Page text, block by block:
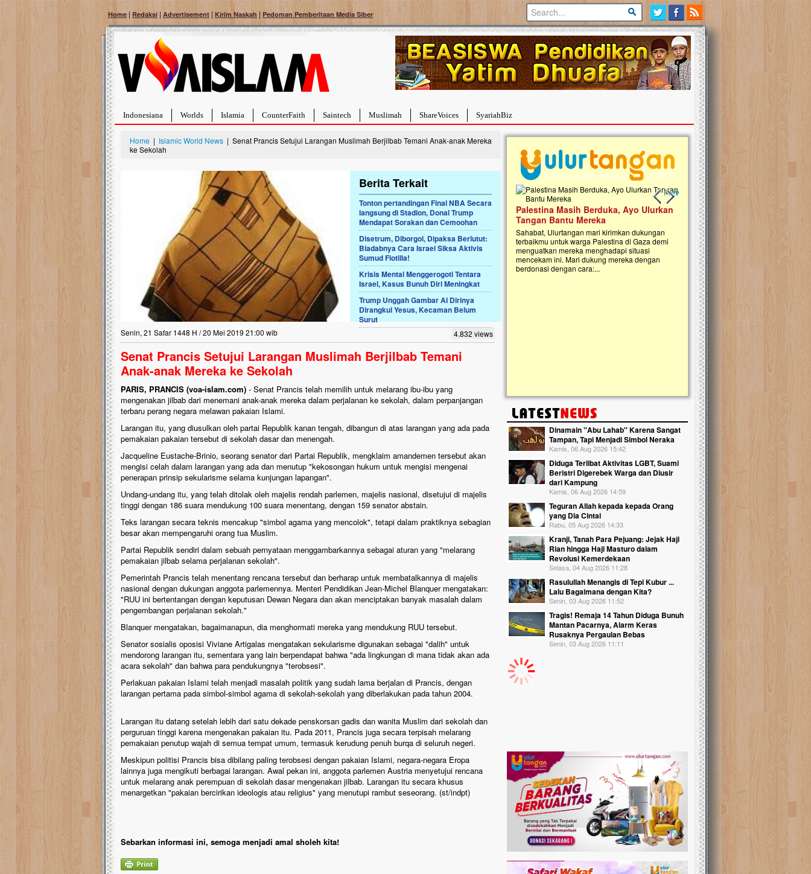
Home | Redaksi | Advertisement | Kirim Naskah | Pedoman Pemberitaan Media Siber
Indonesiana Worlds Islamia CounterFaith Saintech Muslimah ShareVoices SyariahBiz
Home | Islamic World News | Senat Prancis Setujui Larangan Muslimah Berjilbab Temani Anak-anak Mereka
ke Sekolah
Berita Terkait
Tonton pertandingan Final NBA Secara
langsung di Stadion, Donal Trump
Mendapat Sorakan dan Cemoohan
Disetrum, Diborgol, Dipaksa Berlutut:
Biadabnya Cara Israel Siksa Aktivis
Sumud Flotilla!
Krisis Mental Menggerogoti Tentara
Israel, Kasus Bunuh Diri Meningkat
Trump Unggah Gambar AI Dirinya
Dirangkul Yesus, Kecaman Belum
Surut
Senin, 21 Safar 1448 H / 20 Mei 2019 21:00 wib 4.832 views
Senat Prancis Setujui Larangan Muslimah Berjilbab Temani
Anak-anak Mereka ke Sekolah
PARIS, PRANCIS (voa-islam.com) - Senat Prancis telah memilih untuk melarang ibu-ibu yang
mengenakan jilbab dari menemani anak-anak mereka dalam perjalanan ke sekolah, dalam perpanjangan
terbaru perang negara melawan pakaian Islami.
Larangan itu, yang diusulkan oleh partai Republik kanan tengah, dibangun di atas larangan yang ada pada
pemakaian pakaian tersebut di sekolah dasar dan menengah.
Jacqueline Eustache-Brinio, seorang senator dari Partai Republik, mengklaim amandemen tersebut akan
mengisi celah dalam larangan yang ada dan menutup "kekosongan hukum untuk mengisi mengenai
penerapan prinsip sekularisme selama kunjungan lapangan".
Undang-undang itu, yang telah ditolak oleh majelis rendah parlemen, majelis nasional, disetujui di majelis
tinggi dengan 186 suara mendukung 100 suara menentang, dengan 159 senator abstain.
Teks larangan secara teknis mencakup "simbol agama yang mencolok", tetapi dalam praktiknya sebagian
besar akan mempengaruhi orang tua Muslim.
Partai Republik sendiri dalam sebuah pernyataan menggambarkannya sebagai aturan yang "melarang
pemakaian jilbab selama perjalanan sekolah".
Pemerintah Prancis telah menentang rencana tersebut dan berharap untuk membatalkannya di majelis
nasional dengan dukungan anggota parlemennya. Menteri Pendidikan Jean-Michel Blanquer mengatakan:
"RUU ini bertentangan dengan keputusan Dewan Negara dan akan menciptakan banyak masalah dalam
pengembangan perjalanan sekolah."
Blanquer mengatakan, bagaimanapun, dia menghormati mereka yang mendukung RUU tersebut.
Senator sosialis oposisi Viviane Artigalas mengatakan sekularisme digunakan sebagai "dalih" untuk
mendorong larangan itu, sementara yang lain berpendapat bahwa "ada lingkungan di mana tidak akan ada
acara sekolah" dan bahwa para pendukungnya "terobsesi".
Perlakuan pakaian Islami telah menjadi masalah politik yang sudah lama berjalan di Prancis, dengan
larangan pertama pada simbol-simbol agama di sekolah-sekolah yang diberlakukan pada tahun 2004.
Larangan itu datang setelah lebih dari satu dekade penskorsan gadis dan wanita Muslim dari sekolah dan
perguruan tinggi karena mengenakan pakaian itu. Pada 2011, Prancis juga secara terpisah melarang
pemakaian penutup wajah di semua tempat umum, termasuk kerudung penuh burqa di seluruh negeri.
Meskipun politisi Prancis bisa dibilang paling terobsesi dengan pakaian Islami, negara-negara Eropa
lainnya juga mengikuti berbagai larangan. Awal pekan ini, anggota parlemen Austria menyetujui rencana
untuk melarang anak perempuan di sekolah dasar mengenakan jilbab. Larangan itu secara khusus
menargetkan "pakaian bercirikan ideologis atau religius" yang menutupi rambut seseorang. (st/indpt)
Sebarkan informasi ini, semoga menjadi amal sholeh kita!
Previous slide
Next slide
Bantu Naura, Balita Hebat Sembuh Dari
Tumor Pembuluh Darah
Hidup Naura Salsabila dipenuhi dengan
rintangan yang sangat berat. Meskipun baru
berusia sepuluh bulan, bayi yang imut ini harus
menghadapi penyakit yang dahsyat, yaitu tumor
pembuluh darah berukuran...
Lima Tahun Mangkrak, Masjid di
Pelosok ini Mengenaskan. Ayo Bantu.!!
Nasib masjid di Kampung Cilumbu ini sungguh
mengenaskan. Lima tahun mangkrak, kini nyaris
tak berbentuk masjid, dipenuhi rumput liar,
hujan....
Palestina Masih Berduka, Ayo Ulurkan
Tangan Bantu Mereka
Sahabat, Ulurtangan mari kirimkan dukungan
terbaikmu untuk warga Palestina di Gaza demi
menguatkan mereka menghadapi situasi
mencekam ini. Mari dukung mereka dengan
berdonasi dengan cara:...
Open Donasi Wakaf
Rumah Qur'an & TK Islam
Najjah di Jonggol
Saat ini, Ulurtangan bersama Yayasan
Najjahtul Islam Jonggol sedang merintis
pembangunan Rumah Qur’an dan
kanak Islam Terpadu (TKIT) An Najjah
Gedung Majelis Taklim di Jonggol,...
Dinamain ''Abu Lahab'' Karena Sangat
Tampan, Tapi Menjadi Simbol Neraka
Kamis, 06 Aug 2026 15:42
Diduga Terlibat Aktivitas LGBT, Suami
Beristri Digerebek Warga dan Diusir
dari Kampung
Kamis, 06 Aug 2026 14:59
Teguran Allah kepada kepada Orang
yang Dia Cintai
Rabu, 05 Aug 2026 14:33
Kranji, Tanah Para Pejuang: Jejak Haji
Rian hingga Haji Masturo dalam
Revolusi Kemerdekaan
Selasa, 04 Aug 2026 11:28
Rasulullah Menangis di Tepi Kubur ...
Lalu Bagaimana dengan Kita?
Senin, 03 Aug 2026 11:52
Tragis! Remaja 14 Tahun Diduga Bunuh
Mantan Pacarnya, Alarm Keras
Rusaknya Pergaulan Bebas
Senin, 03 Aug 2026 11:11